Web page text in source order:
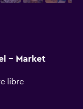
- Market
libre